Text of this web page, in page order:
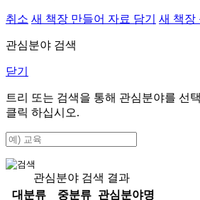
취소 새 책장 만들어 자료 담기 새 책장
관심분야 검색
닫기
트리 또는 검색을 통해 관심분야를 선
클릭 하십시오.
관심분야 검색 결과
대분류
중분류 관심분야명